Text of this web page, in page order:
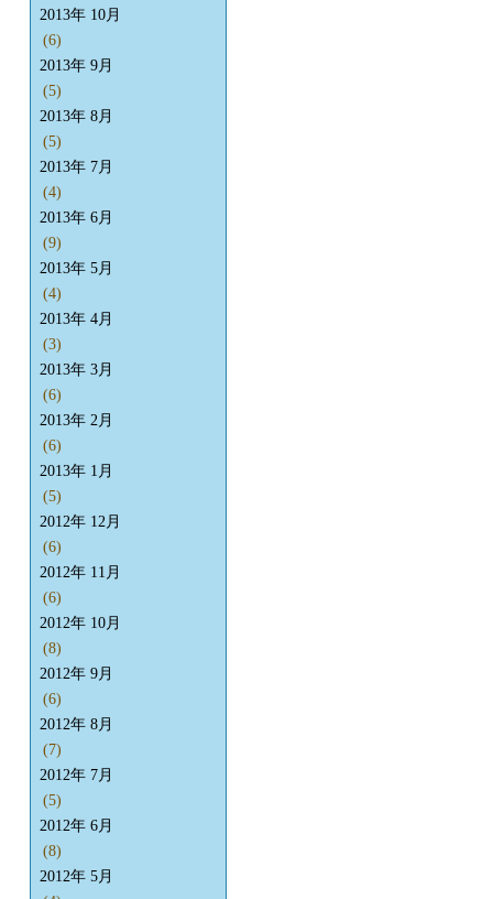
2013年 10月
(6)
2013年 9月
(5)
2013年 8月
(5)
2013年 7月
(4)
2013年 6月
(9)
2013年 5月
(4)
2013年 4月
(3)
2013年 3月
(6)
2013年 2月
(6)
2013年 1月
(5)
2012年 12月
(6)
2012年 11月
(6)
2012年 10月
(8)
2012年 9月
(6)
2012年 8月
(7)
2012年 7月
(5)
2012年 6月
(8)
2012年 5月